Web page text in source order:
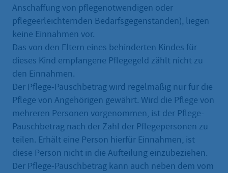
Anschaffung von pflegenotwendigen oder
pflegeerleichternden Bedarfsgegenständen), liegen
keine Einnahmen vor.
Das von den Eltern eines behinderten Kindes für
dieses Kind empfangene Pflegegeld zählt nicht zu
den Einnahmen.
Der Pflege-Pauschbetrag wird regelmäßig nur für die
Pflege von Angehörigen gewährt. Wird die Pflege von
mehreren Personen vorgenommen, ist der Pflege-
Pauschbetrag nach der Zahl der Pflegepersonen zu
teilen. Erhält eine Person hierfür Einnahmen, ist
diese Person nicht in die Aufteilung einzubeziehen.
Der Pflege-Pauschbetrag kann auch neben dem vom